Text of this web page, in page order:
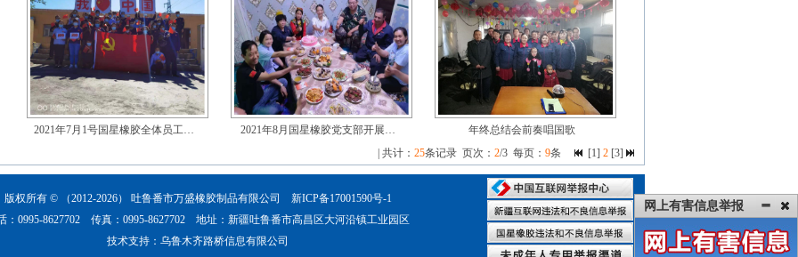
2021年7月1号国星橡胶全体员工… 2021年8月国星橡胶党支部开展…
年终总结会前奏唱国歌
| 共计： 25条记录 页次： 2/3 每页： 9条 [1] 2[3]
版权所有 © （2012-2026） 吐鲁番市万盛橡胶制品有限公司
新ICP备17001590号-1
：0995-8627702 传真：0995-8627702 地址：新疆吐鲁番市高昌区大河沿镇工业园区
技术支持： 乌鲁木齐路桥信息有限公司
网上有害信息举报